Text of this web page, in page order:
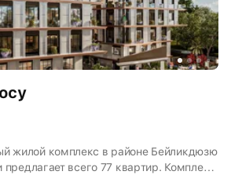
жилой комплекс в районе Бейликдюзю